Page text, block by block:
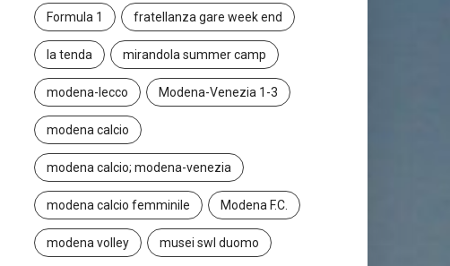
Formula 1 fratellanza gare week end
la tenda mirandola summer camp
modena-lecco Modena-Venezia 1-3
modena calcio
modena calcio; modena-venezia
modena calcio femminile Modena F.C.
modena volley musei swl duomo